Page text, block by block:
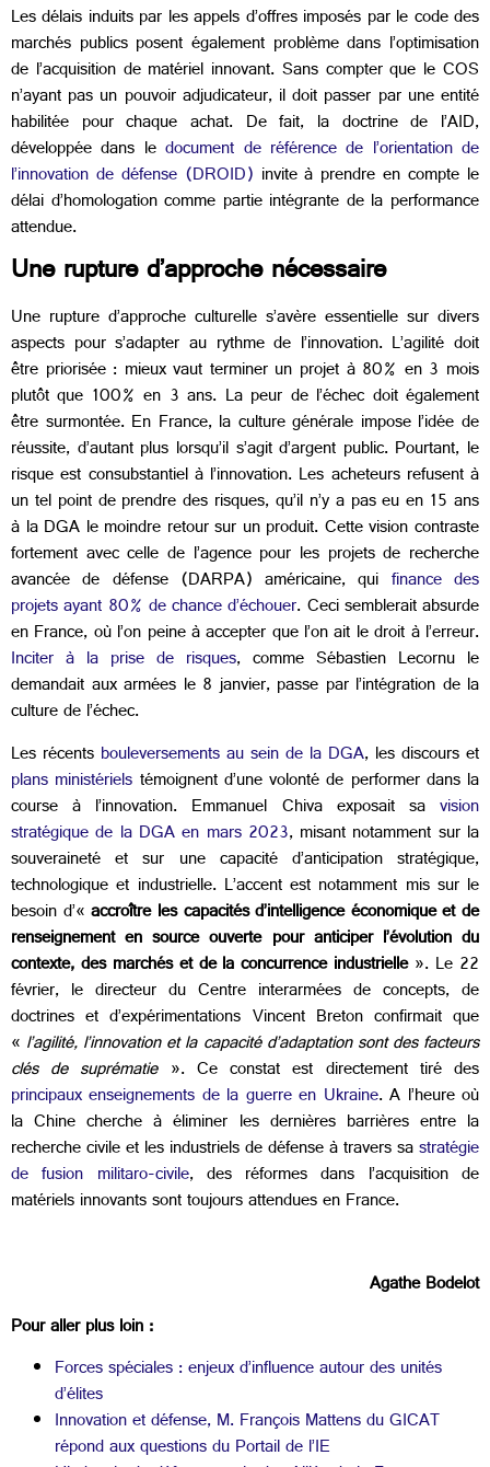
Les délais induits par les appels d’offres imposés par le code des
marchés publics posent également problème dans l’optimisation
de l’acquisition de matériel innovant. Sans compter que le COS
n’ayant pas un pouvoir adjudicateur, il doit passer par une entité
habilitée pour chaque achat. De fait, la doctrine de l’AID,
développée dans ledocument de référence de l’orientation de
l’innovation de défense (DROID) invite à prendre en compte le
délai d’homologation comme partie intégrante de la performance
attendue.
Une rupture d’approche nécessaire
Une rupture d’approche culturelle s’avère essentielle sur divers
aspects pour s’adapter au rythme de l’innovation. L’agilité doit
être priorisée : mieux vaut terminer un projet à 80% en 3 mois
plutôt que 100% en 3 ans. La peur de l’échec doit également
être surmontée. En France, la culture générale impose l’idée de
réussite, d’autant plus lorsqu’il s’agit d’argent public. Pourtant, le
risque est consubstantiel à l’innovation. Les acheteurs refusent à
un tel point de prendre des risques, qu’il n’y a pas eu en 15 ans
à la DGA le moindre retour sur un produit. Cette vision contraste
fortement avec celle de l’agence pour les projets de recherche
avancée de défense (DARPA) américaine, qui finance des
projets ayant 80% de chance d’échouer. Ceci semblerait absurde
en France, où l’on peine à accepter que l’on ait le droit à l’erreur.
Inciter à la prise de risques, comme Sébastien Lecornu le
demandait aux armées le 8 janvier, passe par l’intégration de la
culture de l’échec.
Les récents bouleversements au sein de la DGA, les discours et
plans ministériels témoignent d’une volonté de performer dans la
course à l’innovation. Emmanuel Chiva exposait sa vision
stratégique de la DGA en mars 2023, misant notamment sur la
souveraineté et sur une capacité d’anticipation stratégique,
technologique et industrielle. L’accent est notamment mis sur le
besoin d’«accroître les capacités d’intelligence économique et de
renseignement en source ouverte pour anticiper l’évolution du
contexte, des marchés et de la concurrence industrielle». Le 22
février, le directeur du Centre interarmées de concepts, de
doctrines et d’expérimentations Vincent Breton confirmait que
« l’agilité, l’innovation et la capacité d’adaptation sont des facteurs
clés de suprématie». Ce constat est directement tiré des
principaux enseignements de la guerre en Ukraine. A l’heure où
la Chine cherche à éliminer les dernières barrières entre la
recherche civile et les industriels de défense à travers sastratégie
de fusion militaro-civile, des réformes dans l’acquisition de
matériels innovants sont toujours attendues en France.
Agathe Bodelot
Pour aller plus loin :
Forces spéciales : enjeux d’influence autour des unités
d’élites
Innovation et défense, M. François Mattens du GICAT
répond aux questions du Portail de l’IE